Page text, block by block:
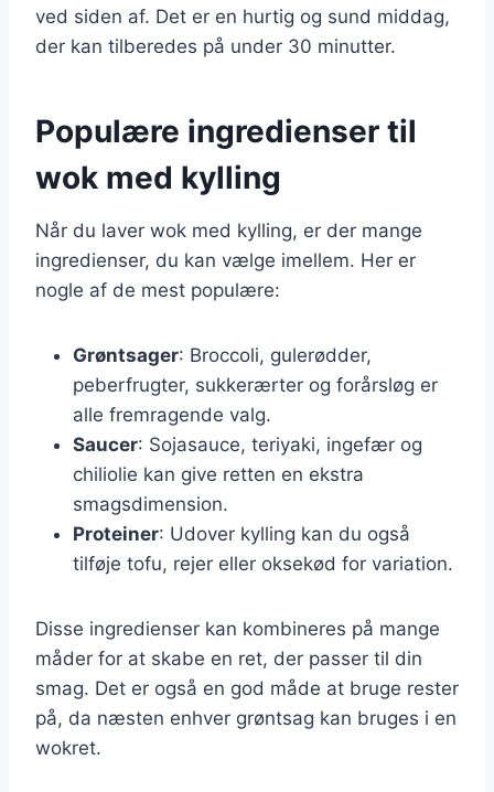
ved siden af. Det er en hurtig og sund middag,
der kan tilberedes på under 30 minutter.
Populære ingredienser til
wok med kylling
Når du laver wok med kylling, er der mange
ingredienser, du kan vælge imellem. Her er
nogle af de mest populære:
Grøntsager: Broccoli, gulerødder,
peberfrugter, sukkerærter og forårsløg er
alle fremragende valg.
Saucer: Sojasauce, teriyaki, ingefær og
chiliolie kan give retten en ekstra
smagsdimension.
Proteiner: Udover kylling kan du også
tilføje tofu, rejer eller oksekød for variation.
Disse ingredienser kan kombineres på mange
måder for at skabe en ret, der passer til din
smag. Det er også en god måde at bruge rester
på, da næsten enhver grøntsag kan bruges i en
wokret.